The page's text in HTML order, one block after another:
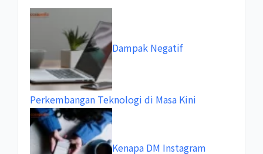
Dampak Negatif
Perkembangan Teknologi di Masa Kini
Kenapa DM Instagram